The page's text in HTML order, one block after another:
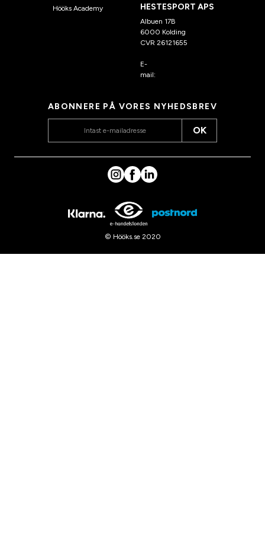
Hööks Academy
HESTESPORT APS
Albuen 17B
6000 Kolding
CVR 26121655
E-
mail:
ABONNERE PÅ VORES NYHEDSBREV
OK
© Hööks.se 2020